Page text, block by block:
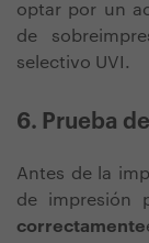
optar por un
de
selectivo UVI.
6. Prueba
Antes de la
de impresión
correctamente